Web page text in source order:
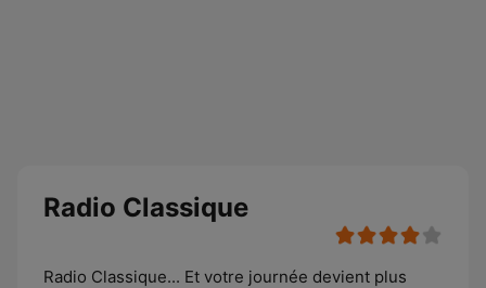
Radio Classique
Radio Classique... Et votre journée devient plus